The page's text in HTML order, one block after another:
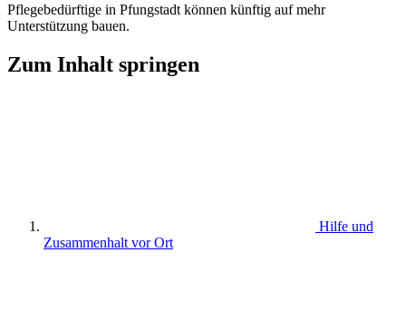
Pflegebedürftige in Pfungstadt können künftig auf mehr
Unterstützung bauen.
Zum Inhalt springen
Hilfe und
Zusammenhalt vor Ort